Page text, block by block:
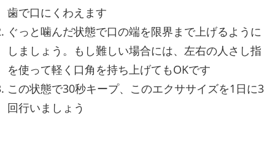
歯で口にくわえます
ぐっと噛んだ状態で口の端を限界まで上げるように
しましょう。もし難しい場合には、左右の人さし指
を使って軽く口角を持ち上げてもOKです
この状態で30秒キープ、このエクササイズを1日に3
回行いましょう